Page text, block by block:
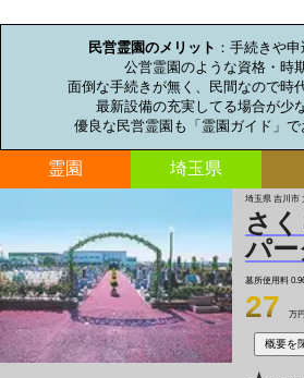
民営霊園のメリット ：手続きや
公営霊園のような資格・時
面倒な手続きが無く、民間なので時
最新設備の充実してる場合が少
優良な民営霊園も「霊園ガイド」で
霊園 埼玉県
埼玉県 吉川市
さ
パー
墓所使用料
27 万
概要を